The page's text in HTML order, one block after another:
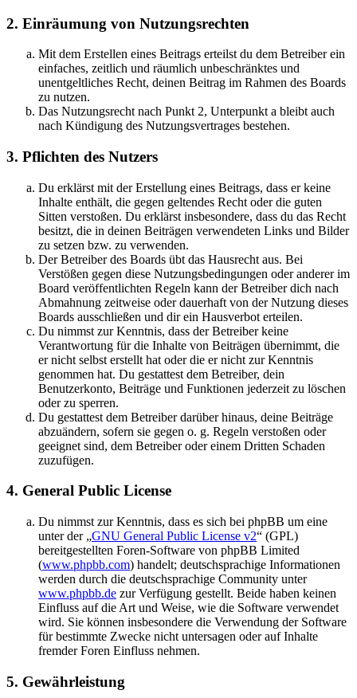
2. Einräumung von Nutzungsrechten
Mit dem Erstellen eines Beitrags erteilst du dem Betreiber ein
einfaches, zeitlich und räumlich unbeschränktes und
unentgeltliches Recht, deinen Beitrag im Rahmen des Boards
zu nutzen.
Das Nutzungsrecht nach Punkt 2, Unterpunkt a bleibt auch
nach Kündigung des Nutzungsvertrages bestehen.
3. Pflichten des Nutzers
Du erklärst mit der Erstellung eines Beitrags, dass er keine
Inhalte enthält, die gegen geltendes Recht oder die guten
Sitten verstoßen. Du erklärst insbesondere, dass du das Recht
besitzt, die in deinen Beiträgen verwendeten Links und Bilder
zu setzen bzw. zu verwenden.
Der Betreiber des Boards übt das Hausrecht aus. Bei
Verstößen gegen diese Nutzungsbedingungen oder anderer im
Board veröffentlichten Regeln kann der Betreiber dich nach
Abmahnung zeitweise oder dauerhaft von der Nutzung dieses
Boards ausschließen und dir ein Hausverbot erteilen.
Du nimmst zur Kenntnis, dass der Betreiber keine
Verantwortung für die Inhalte von Beiträgen übernimmt, die
er nicht selbst erstellt hat oder die er nicht zur Kenntnis
genommen hat. Du gestattest dem Betreiber, dein
Benutzerkonto, Beiträge und Funktionen jederzeit zu löschen
oder zu sperren.
Du gestattest dem Betreiber darüber hinaus, deine Beiträge
abzuändern, sofern sie gegen o. g. Regeln verstoßen oder
geeignet sind, dem Betreiber oder einem Dritten Schaden
zuzufügen.
4. General Public License
Du nimmst zur Kenntnis, dass es sich bei phpBB um eine
unter der „GNU General Public License v2“ (GPL)
bereitgestellten Foren-Software von phpBB Limited
(www.phpbb.com) handelt; deutschsprachige Informationen
werden durch die deutschsprachige Community unter
www.phpbb.de zur Verfügung gestellt. Beide haben keinen
Einfluss auf die Art und Weise, wie die Software verwendet
wird. Sie können insbesondere die Verwendung der Software
für bestimmte Zwecke nicht untersagen oder auf Inhalte
fremder Foren Einfluss nehmen.
5. Gewährleistung